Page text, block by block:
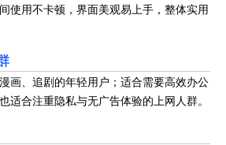
使用不卡顿，界面美观易上手，整体实用
画、追剧的年轻用户；适合需要高效办公
适合注重隐私与无广告体验的上网人群。